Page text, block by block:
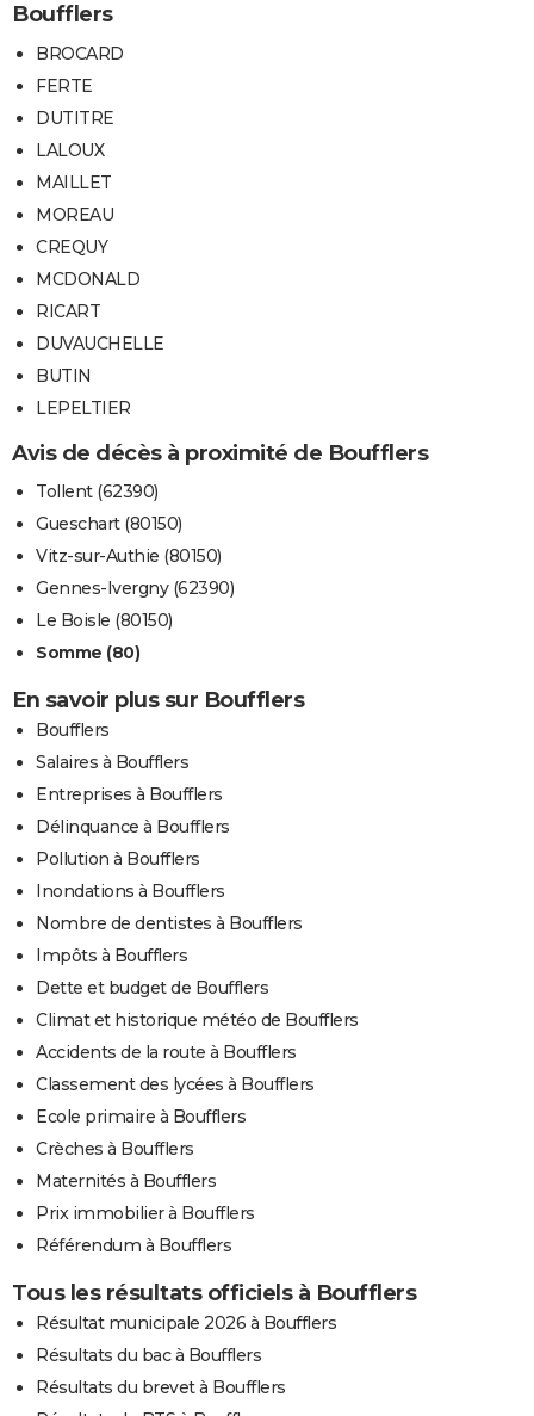
Boufflers
BROCARD
FERTE
DUTITRE
LALOUX
MAILLET
MOREAU
CREQUY
MCDONALD
RICART
DUVAUCHELLE
BUTIN
LEPELTIER
Avis de décès à proximité de Boufflers
Tollent (62390)
Gueschart (80150)
Vitz-sur-Authie (80150)
Gennes-Ivergny (62390)
Le Boisle (80150)
Somme (80)
En savoir plus sur Boufflers
Boufflers
Salaires à Boufflers
Entreprises à Boufflers
Délinquance à Boufflers
Pollution à Boufflers
Inondations à Boufflers
Nombre de dentistes à Boufflers
Impôts à Boufflers
Dette et budget de Boufflers
Climat et historique météo de Boufflers
Accidents de la route à Boufflers
Classement des lycées à Boufflers
Ecole primaire à Boufflers
Crèches à Boufflers
Maternités à Boufflers
Prix immobilier à Boufflers
Référendum à Boufflers
Tous les résultats officiels à Boufflers
Résultat municipale 2026 à Boufflers
Résultats du bac à Boufflers
Résultats du brevet à Boufflers